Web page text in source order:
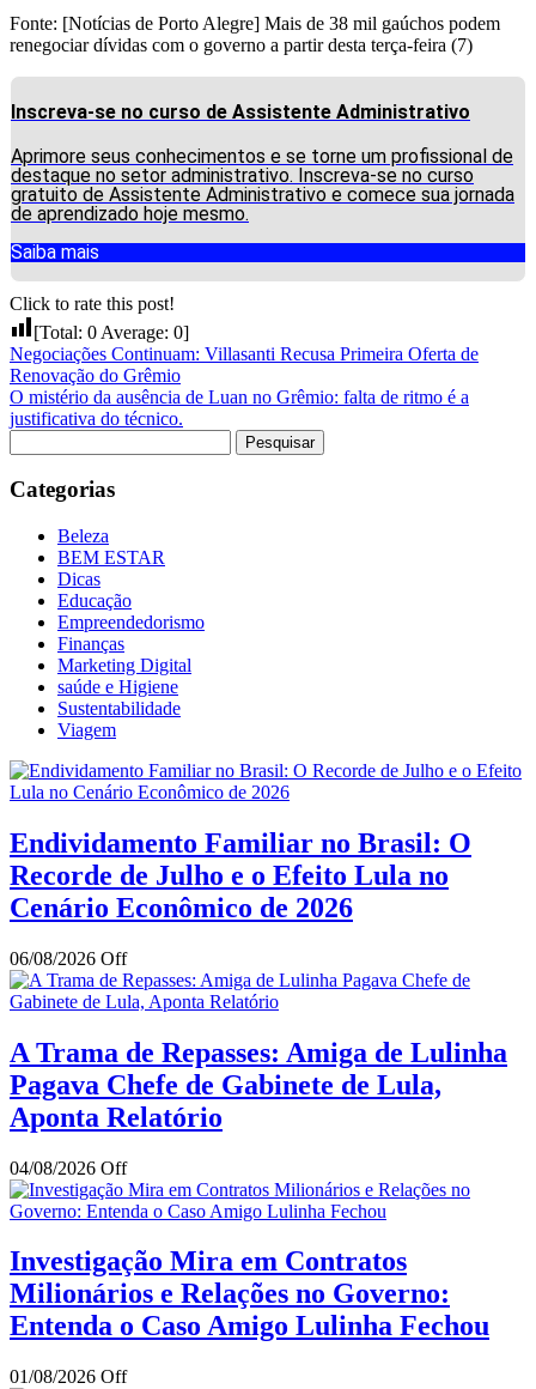
Fonte: [Notícias de Porto Alegre] Mais de 38 mil gaúchos podem
renegociar dívidas com o governo a partir desta terça-feira (7)
Inscreva-se no curso de Assistente Administrativo
Aprimore seus conhecimentos e se torne um profissional de
destaque no setor administrativo. Inscreva-se no curso
gratuito de Assistente Administrativo e comece sua jornada
de aprendizado hoje mesmo.
Saiba mais
Click to rate this post!
[Total: 0 Average: 0]
Negociações Continuam: Villasanti Recusa Primeira Oferta de
Renovação do Grêmio
O mistério da ausência de Luan no Grêmio: falta de ritmo é a
justificativa do técnico.
por:
Categorias
Beleza
BEM ESTAR
Dicas
Educação
Empreendedorismo
Finanças
Marketing Digital
saúde e Higiene
Sustentabilidade
Viagem
Endividamento Familiar no Brasil: O
Recorde de Julho e o Efeito Lula no
Cenário Econômico de 2026
06/08/2026 Off
A Trama de Repasses: Amiga de Lulinha
Pagava Chefe de Gabinete de Lula,
Aponta Relatório
04/08/2026 Off
Investigação Mira em Contratos
Milionários e Relações no Governo:
Entenda o Caso Amigo Lulinha Fechou
01/08/2026 Off